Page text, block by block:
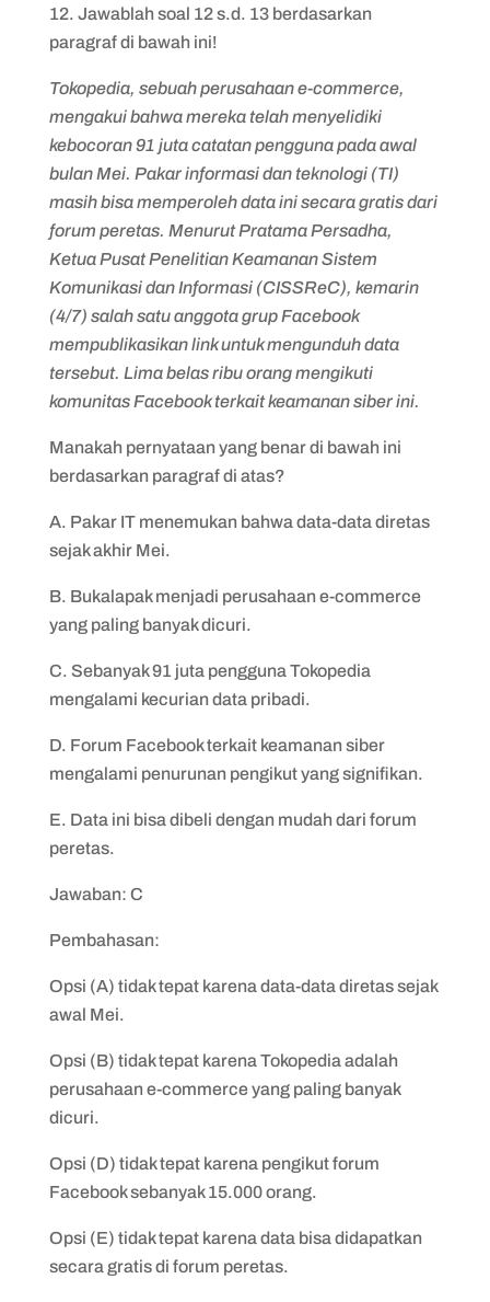
12. Jawablah soal 12 s.d. 13 berdasarkan
paragraf di bawah ini!
Tokopedia, sebuah perusahaan e-commerce,
mengakui bahwa mereka telah menyelidiki
kebocoran 91 juta catatan pengguna pada awal
bulan Mei. Pakar informasi dan teknologi (TI)
masih bisa memperoleh data ini secara gratis dari
forum peretas. Menurut Pratama Persadha,
Ketua Pusat Penelitian Keamanan Sistem
Komunikasi dan Informasi (CISSReC), kemarin
(4/7) salah satu anggota grup Facebook
mempublikasikan link untuk mengunduh data
tersebut. Lima belas ribu orang mengikuti
komunitas Facebook terkait keamanan siber ini.
Manakah pernyataan yang benar di bawah ini
berdasarkan paragraf di atas?
A. Pakar IT menemukan bahwa data-data diretas
sejak akhir Mei.
B. Bukalapak menjadi perusahaan e-commerce
yang paling banyak dicuri.
C. Sebanyak 91 juta pengguna Tokopedia
mengalami kecurian data pribadi.
D. Forum Facebook terkait keamanan siber
mengalami penurunan pengikut yang signifikan.
E. Data ini bisa dibeli dengan mudah dari forum
peretas.
Jawaban: C
Pembahasan:
Opsi (A) tidak tepat karena data-data diretas sejak
awal Mei.
Opsi (B) tidak tepat karena Tokopedia adalah
perusahaan e-commerce yang paling banyak
dicuri.
Opsi (D) tidak tepat karena pengikut forum
Facebook sebanyak 15.000 orang.
Opsi (E) tidak tepat karena data bisa didapatkan
secara gratis di forum peretas.